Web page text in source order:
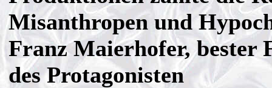
Misanthropen und
Franz Maierhofer, bester
des Protagonisten